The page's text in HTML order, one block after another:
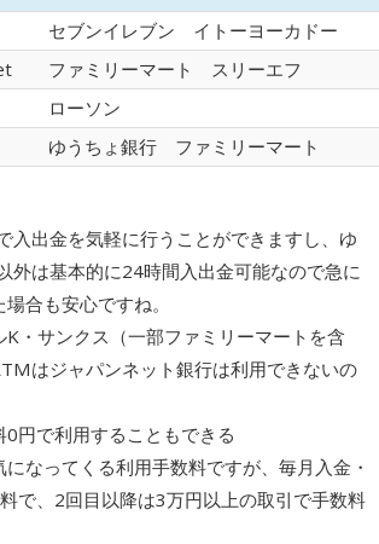
セブンイレブン イトーヨーカドー
ファミリーマート スリーエフ
ローソン
ゆうちょ銀行 ファミリーマート
入出金を気軽に行うことができますし、ゆ
外は基本的に24時間入出金可能なので急に
合も安心ですね。
・サンクス（一部ファミリーマートを含
はジャパンネット銀行は利用できないの
円で利用することもできる
なってくる利用手数料ですが、毎月入金・
で、2回目以降は3万円以上の取引で手数料